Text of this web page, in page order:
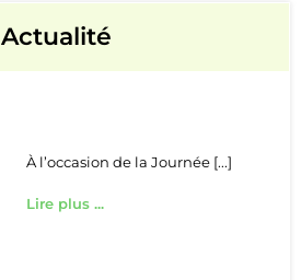
Actualité
À l’occasion de la Journée [...]
Lire plus ...